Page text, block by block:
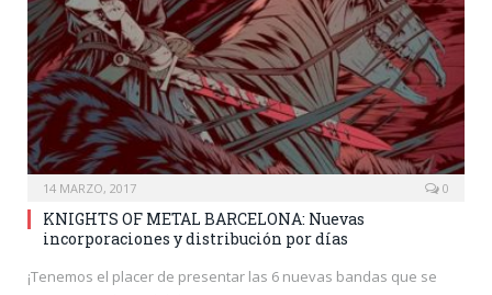
14 MARZO, 2017 0
KNIGHTS OF METAL BARCELONA: Nuevas
incorporaciones y distribución por días
¡Tenemos el placer de presentar las 6 nuevas bandas que se